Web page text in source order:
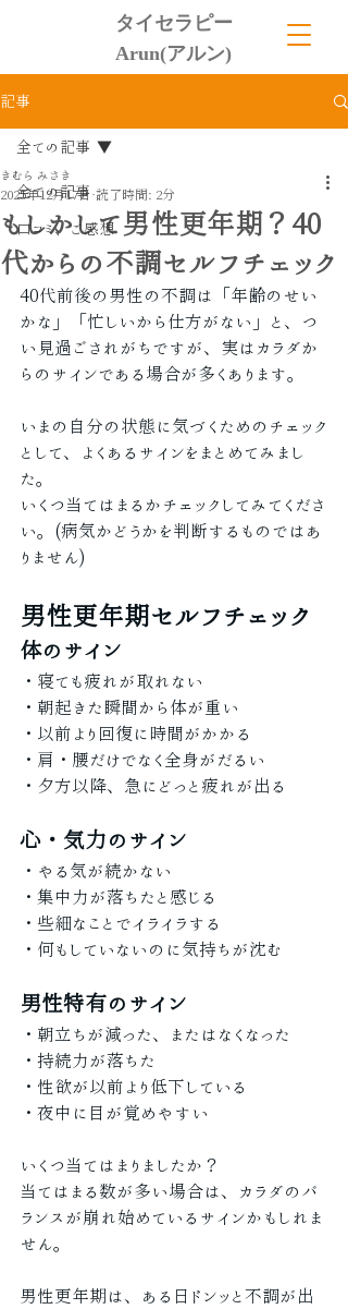
タイセラピー
Arun(アルン)
記事
全ての記事
口コミ、ご感想
全ての記事
もしかして男性更年期？40
代からの不調セルフチェック
きむら みさき
2025年12月17日 読了時間: 2分
40代前後の男性の不調は「年齢のせい
かな」「忙しいから仕方がない」と、つ
い見過ごされがちですが、実はカラダか
らのサインである場合が多くあります。
いまの自分の状態に気づくためのチェック
として、よくあるサインをまとめてみまし
た。
いくつ当てはまるかチェックしてみてくださ
い。(病気かどうかを判断するものではあ
りません)
男性更年期セルフチェック
体のサイン
・寝ても疲れが取れない
・朝起きた瞬間から体が重い
・以前より回復に時間がかかる
・肩・腰だけでなく全身がだるい
・夕方以降、急にどっと疲れが出る
心・気力のサイン
・やる気が続かない
・集中力が落ちたと感じる
・些細なことでイライラする
・何もしていないのに気持ちが沈む
男性特有のサイン
・朝立ちが減った、またはなくなった
・持続力が落ちた
・性欲が以前より低下している
・夜中に目が覚めやすい
いくつ当てはまりましたか？
当てはまる数が多い場合は、カラダのバ
ランスが崩れ始めているサインかもしれま
せん。
男性更年期は、ある日ドンッと不調が出